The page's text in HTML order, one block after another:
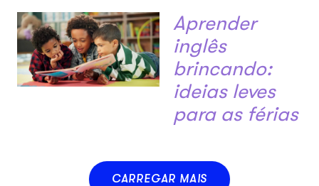
Aprender
inglês
brincando:
ideias leves
para as férias
CARREGAR MAIS